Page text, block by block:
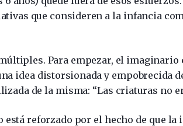
que consideren a la infancia
Para empezar, el
idea distorsionada y empobrecida
de la misma: “Las criaturas no
está reforzado por el hecho de que la